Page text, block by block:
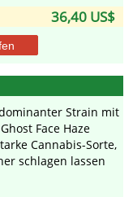
36,40 US$
Strain mit
Face Haze
Cannabis-Sorte,
schlagen lassen